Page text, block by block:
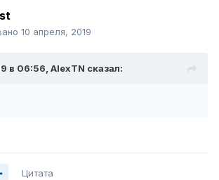
10 апреля, 2019
в 06:56, AlexTN сказал:
Цитата